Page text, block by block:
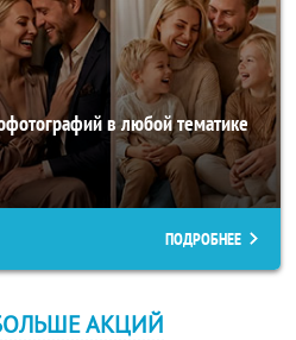
в любой тематике
ПОДРОБНЕЕ
АКЦИЙ